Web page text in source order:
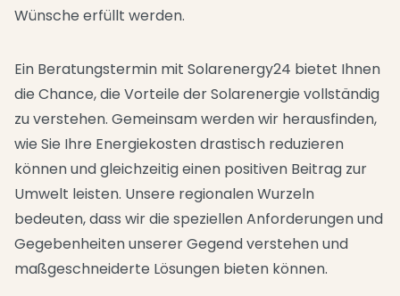
Wünsche erfüllt werden.
Ein Beratungstermin mit Solarenergy24 bietet Ihnen
die Chance, die Vorteile der Solarenergie vollständig
zu verstehen. Gemeinsam werden wir herausfinden,
wie Sie Ihre Energiekosten drastisch reduzieren
können und gleichzeitig einen positiven Beitrag zur
Umwelt leisten. Unsere regionalen Wurzeln
bedeuten, dass wir die speziellen Anforderungen und
Gegebenheiten unserer Gegend verstehen und
maßgeschneiderte Lösungen bieten können.